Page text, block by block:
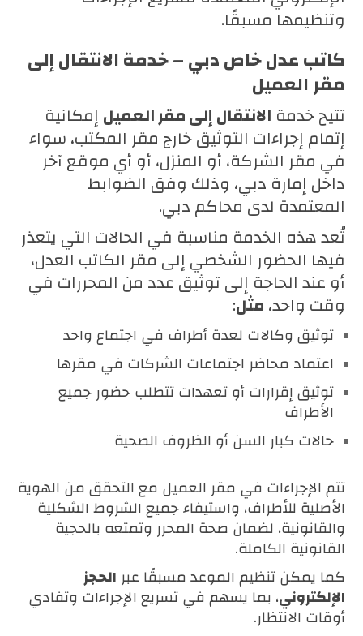
وتنظيمها مسبقًا.
كاتب عدل خاص دبي – خدمة الانتقال إلى
مقر العميل
تتيح خدمة الانتقال إلى مقر العميلإمكانية
إتمام إجراءات التوثيق خارج مقر المكتب، سواء
في مقر الشركة، أو المنزل، أو أي موقع آخر
داخل إمارة دبي، وذلك وفق الضوابط
المعتمدة لدى محاكم دبي.
تُعد هذه الخدمة مناسبة في الحالات التي يتعذر
فيها الحضور الشخصي إلى مقر الكاتب العدل،
أو عند الحاجة إلى توثيق عدد من المحررات في
وقت واحد،مثل:
توثيق وكالات لعدة أطراف في اجتماع واحد
اعتماد محاضر اجتماعات الشركات في مقرها
توثيق إقرارات أو تعهدات تتطلب حضور جميع
الأطراف
حالات كبار السن أو الظروف الصحية
تتم الإجراءات في مقر العميل مع التحقق من الهوية
الأصلية للأطراف، واستيفاء جميع الشروط الشكلية
والقانونية، لضمان صحة المحرر وتمتعه بالحجية
القانونية الكاملة.
كما يمكن تنظيم الموعد مسبقًا عبر الحجز
الإلكتروني، بما يسهم في تسريع الإجراءات وتفادي
أوقات الانتظار.